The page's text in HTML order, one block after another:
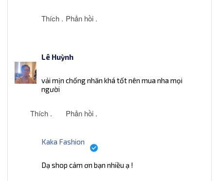
Thích . Phản hồi .
Lê Huỳnh
vải mịn chống nhăn khá tốt nên mua nha mọi
người
Thích . Phản hồi .
Kaka Fashion
Dạ shop cảm ơn bạn nhiều ạ !